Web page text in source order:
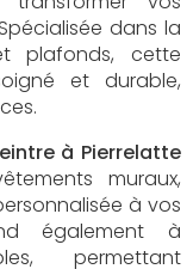
dans la
plafonds, cette
et durable,
à Pierrelatte
muraux,
à vos
également à
permettant